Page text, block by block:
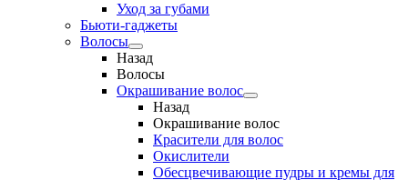
Уход за губами
Бьюти-гаджеты
Волосы
Назад
Волосы
Окрашивание волос
Назад
Окрашивание волос
Красители для волос
Окислители
Обесцвечивающие пудры и кремы для